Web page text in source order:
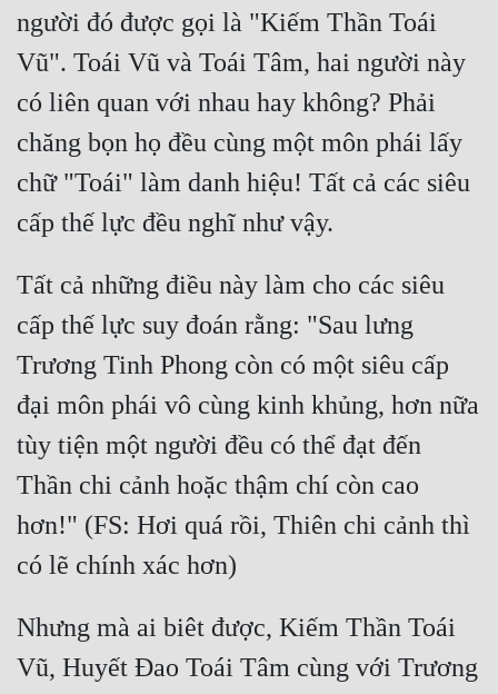
Xuyên Nhanh
Đô Thị
Đông Phương Huyền Huyễn
Đồng Nhân
Ngự Thú
Truyện Nam
Truyện Nữ
người đó được gọi là "Kiếm Thần Toái
Vũ". Toái Vũ và Toái Tâm, hai người này
có liên quan với nhau hay không? Phải
chăng bọn họ đều cùng một môn phái lấy
chữ "Toái" làm danh hiệu! Tất cả các siêu
Tất cả những điều này làm cho các siêu
cấp thế lực suy đoán rằng: "Sau lưng
Trương Tinh Phong còn có một siêu cấp
đại môn phái vô cùng kinh khủng, hơn nữa
tùy tiện một người đều có thể đạt đến
Thần chi cảnh hoặc thậm chí còn cao
hơn!" (FS: Hơi quá rồi, Thiên chi cảnh thì
Nhưng mà ai biêt được, Kiếm Thần Toái
Vũ, Huyết Đao Toái Tâm cùng với Trương